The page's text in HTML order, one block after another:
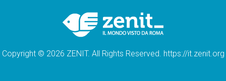
Copyright © 2026 ZENIT. All Rights Reserved. https://it.zenit.org